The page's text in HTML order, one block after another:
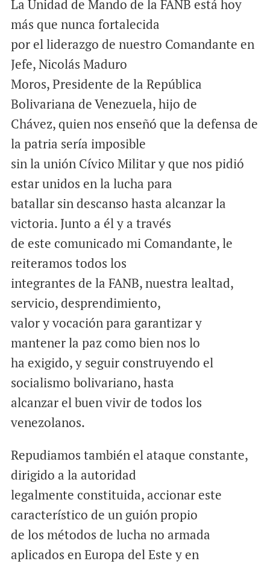
La Unidad de Mando de la FANB está hoy
más que nunca fortalecida
por el liderazgo de nuestro Comandante en
Jefe, Nicolás Maduro
Moros, Presidente de la República
Bolivariana de Venezuela, hijo de
Chávez, quien nos enseñó que la defensa de
la patria sería imposible
sin la unión Cívico Militar y que nos pidió
estar unidos en la lucha para
batallar sin descanso hasta alcanzar la
victoria. Junto a él y a través
de este comunicado mi Comandante, le
reiteramos todos los
integrantes de la FANB, nuestra lealtad,
servicio, desprendimiento,
valor y vocación para garantizar y
mantener la paz como bien nos lo
ha exigido, y seguir construyendo el
socialismo bolivariano, hasta
alcanzar el buen vivir de todos los
venezolanos.
Repudiamos también el ataque constante,
dirigido a la autoridad
legalmente constituida, accionar este
característico de un guión propio
de los métodos de lucha no armada
aplicados en Europa del Este y en